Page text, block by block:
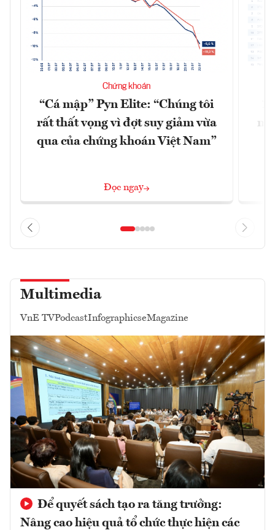
Chứng khoán
“Cá mập” Pyn Elite: “Chúng tôi
rất thất vọng vì đợt suy giảm vừa
qua của chứng khoán Việt Nam”
Đọc ngay
Multimedia
VnE TVPodcastInfographicseMagazine
Để quyết sách tạo ra tăng trưởng:
Nâng cao hiệu quả tổ chức thực hiện các